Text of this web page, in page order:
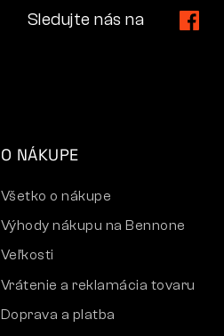
Sledujte nás na
O NÁKUPE
Všetko o nákupe
Výhody nákupu na Bennone
Veľkosti
Vrátenie a reklamácia tovaru
Doprava a platba